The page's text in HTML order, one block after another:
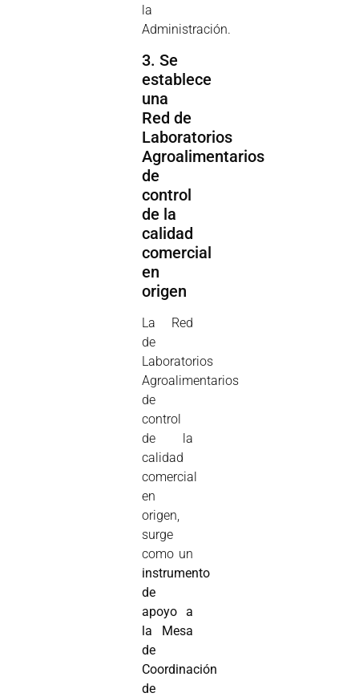
la
Administración.
3. Se
establece
una
Red de
Laboratorios
Agroalimentarios
de
control
de la
calidad
comercial
en
origen
La Red
de
Laboratorios
Agroalimentarios
de
control
de la
calidad
comercial
en
origen,
surge
como un
instrumento
de
apoyo a
la Mesa
de
Coordinación
de